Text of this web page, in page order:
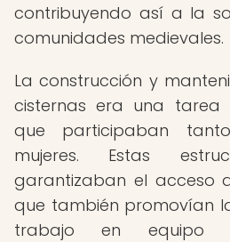
contribuyendo así a la
comunidades medievales.
La construcción y
cisternas era una tarea
que participaban
mujeres. Estas
garantizaban el acceso
que también promovían
trabajo en equipo